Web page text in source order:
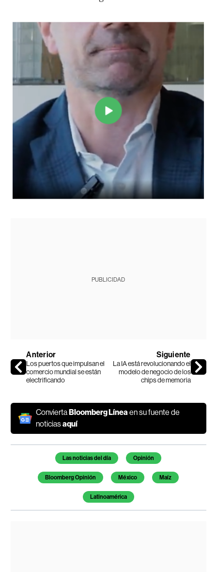
PUBLICIDAD
Anterior
Los puertos que impulsan el
comercio mundial se están
electrificando
Siguiente
La IA está revolucionando el
modelo de negocio de los
chips de memoria
ConviertaBloomberg Líneaen su fuente de
noticiasaquí
Temas de este artículo
Las noticias del día Opinión
Bloomberg Opinión México Maíz
Latinoamérica